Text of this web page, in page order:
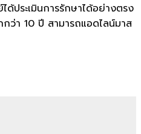
ประเมินการรักษาได้อย่างตรง
ว่า 10 ปี สามารถแอดไลน์มาส